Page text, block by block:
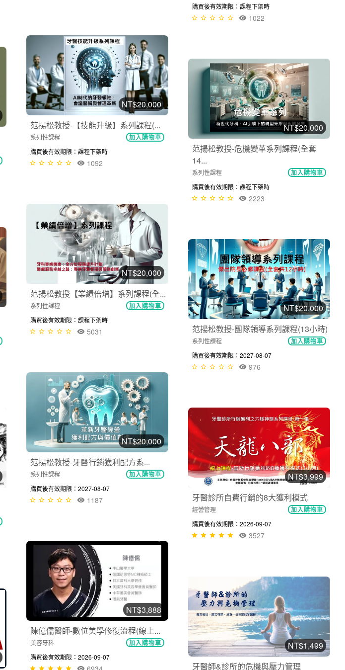
購買後有效期限：課程下架時
1022
NT$20,000
范揚松教授-【技能升級】系列課程(...
系列性課程 加入購物車
購買後有效期限：課程下架時
1092
NT$20,000
范揚松教授-危機變革系列課程(全套
14...
系列性課程 加入購物車
購買後有效期限：課程下架時
2223
NT$20,000
范揚松教授【業績倍增】系列課程(全...
系列性課程 加入購物車
購買後有效期限：課程下架時
5031
NT$20,000
范揚松教授-團隊領導系列課程(13小時)
系列性課程 加入購物車
購買後有效期限：2027-08-07
976
NT$20,000
范揚松教授​​-牙醫行銷獲利配方系...
系列性課程 加入購物車
購買後有效期限：2027-08-07
1187
NT$3,999
牙醫診所自費行銷的8大獲利模式
經營管理 加入購物車
購買後有效期限：2026-09-07
3527
NT$3,888
陳億儒醫師-數位美學修復流程(線上...
美容牙科 加入購物車
購買後有效期限：2026-09-07
NT$1,499
牙醫師&診所的危機與壓力管理